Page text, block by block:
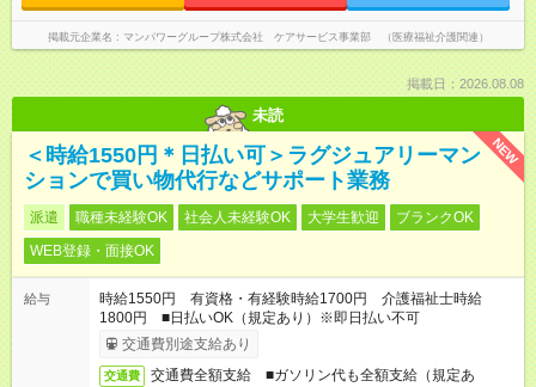
掲載元企業名 マンパワーグループ株式会社 ケアサービス事業部 （医療福祉介護関連）
掲載日：2026.08.08
未読
NEW
＜時給1550円＊日払い可＞ラグジュアリーマン
ションで買い物代行などサポート業務
派遣 職種未経験OK 社会人未経験OK 大学生歓迎
ブランクOK
WEB登録・面接OK
給与
時給1550円 有資格・有経験時給1700円 介護福祉士時給
1800円 ■日払いOK（規定あり）※即日払い不可
交通費別途支給あり
交通費
交通費全額支給 ■ガソリン代も全額支給（規定あ